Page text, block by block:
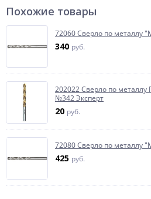
Похожие товары
72060 Сверло по металлу
340 руб.
202022 Сверло по
№342 Эксперт
20 руб.
72080 Сверло по металлу
425 руб.